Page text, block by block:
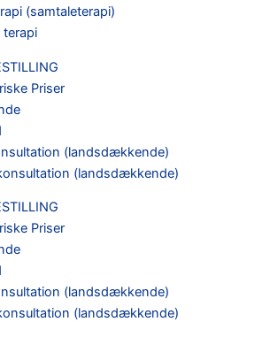
(samtaleterapi)
terapi
Priser
(landsdækkende)
(landsdækkende)
Priser
(landsdækkende)
(landsdækkende)